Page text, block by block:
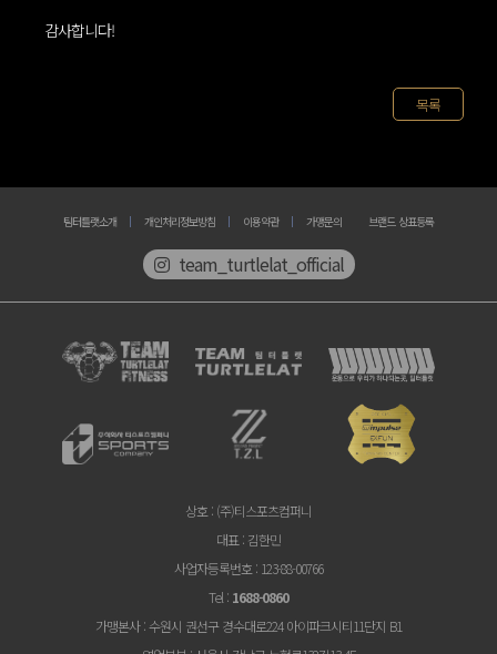
감사합니다!
목록
팀터틀랫소개 개인처리정보방침 이용약관 가맹문의 브랜드 상표등록
team_turtlelat_official
상호 : (주)티스포츠컴퍼니
대표 : 김한민
사업자등록번호 : 123-88-00766
Tel : 1688-0860
가맹본사: 수원시 권선구 경수대로224 아이파크시티11단지 B1